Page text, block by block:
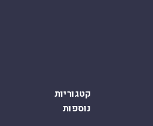
קטגוריות
נוספות